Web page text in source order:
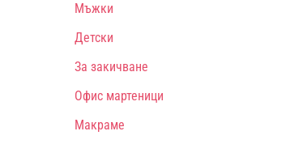
Мъжки
Детски
За закичване
Офис мартеници
Макраме